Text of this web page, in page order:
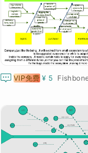
 VIP免费 ¥ 5